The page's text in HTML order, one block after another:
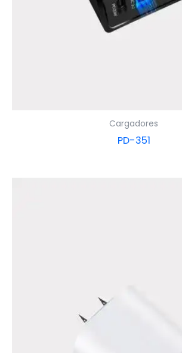
Cargadores
PD-351